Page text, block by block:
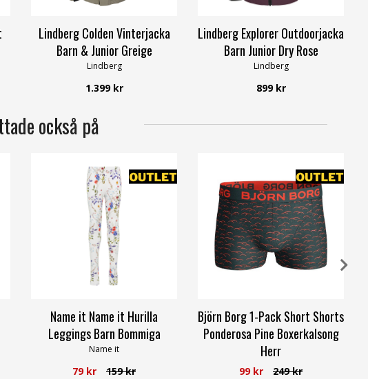
Lindberg Colden Vinterjacka
Barn & Junior Greige
Lindberg
1.399 kr
Lindberg Explorer Outdoorjacka
Barn Junior Dry Rose
Lindberg
899 kr
också på
Name it Name it Hurilla
Leggings Barn Bommiga
Name it
79 kr 159 kr
Björn Borg 1-Pack Short Shorts
Ponderosa Pine Boxerkalsong
Herr
Björn Borg
99 kr 249 kr